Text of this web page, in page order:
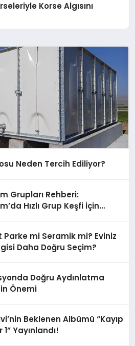
Korse Algısını
Neden Tercih Ediliyor?
Grupları Rehberi:
Hızlı Grup Keşfi İçin
Parke mi Seramik mi? Eviniz
Daha Doğru Seçim?
Doğru Aydınlatma
Önemi
Beklenen Albümü “Kayıp
Yayınlandı!